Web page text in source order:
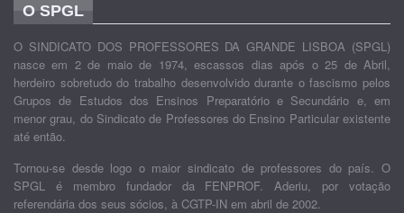
O SPGL
O SINDICATO DOS PROFESSORES DA GRANDE LISBOA (SPGL)
nasce em 2 de maio de 1974, escassos dias após o 25 de Abril,
herdeiro sobretudo do trabalho desenvolvido durante o fascismo pelos
Grupos de Estudos dos Ensinos Preparatório e Secundário e, em
menor grau, do Sindicato de Professores do Ensino Particular existente
até então.
Tornou-se desde logo o maior sindicato de professores do país. O
SPGL é membro fundador da FENPROF. Aderiu, por votação
referendária dos seus sócios, à CGTP-IN em abril de 2002.